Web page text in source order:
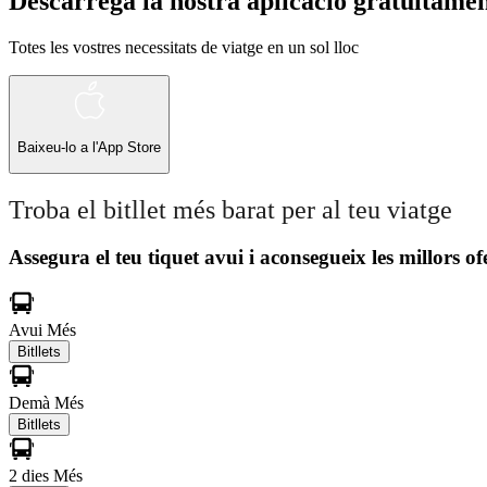
Totes les vostres necessitats de viatge en un sol lloc
Baixeu-lo a l'App Store
Troba el bitllet més barat per al teu viatge
Assegura el teu tiquet avui i aconsegueix les millors
Avui Més
Bitllets
Demà Més
Bitllets
2 dies Més